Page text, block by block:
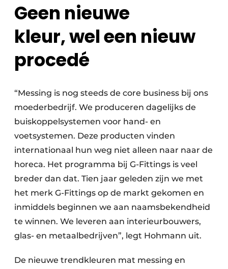
Geen nieuwe
kleur,wel een nieuw
procedé
“Messing is nog steeds de core business bij ons
moederbedrijf. We produceren dagelijks de
buiskoppelsystemen voor hand- en
voetsystemen. Deze producten vinden
internationaal hun weg niet alleen naar naar de
horeca. Het programma bij G-Fittings is veel
breder dan dat. Tien jaar geleden zijn we met
het merk G-Fittings op de markt gekomen en
inmiddels beginnen we aan naamsbekendheid
te winnen. We leveren aan interieurbouwers,
glas- en metaalbedrijven”, legt Hohmann uit.
De nieuwe trendkleuren mat messing en